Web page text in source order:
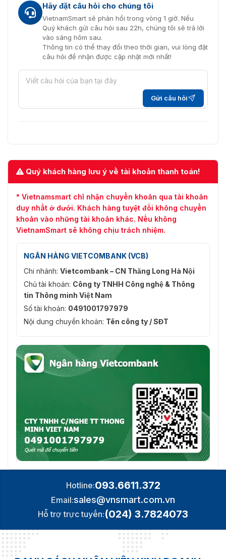
Hãy đặt câu hỏi cho chúng tôi
VietnamSmart sẽ phản hồi trong vòng 1 giờ. Nếu
Quý khách gửi câu hỏi sau 22h, chúng tôi sẽ trả lời
vào sáng hôm sau.
Thông tin có thể thay đổi theo thời gian, vui lòng đặt
câu hỏi để nhận được cập nhật mới nhất!
Gửi câu hỏi
Quý khách hàng lưu ý về tài khoản thanh toán!
* Vietnamsmart chỉ nhận chuyển khoản qua tài khoản
duy nhất ở dưới. Khách hàng tuyệt đối không chuyển
khoản vào những tài khoản khác. Nếu không
VietnamSmart sẽ không chịu trách nhiệm.
NGÂN HÀNG VIETCOMBANK (VCB)
Chi nhánh: Vietcombank – CN Thăng Long Hà Nội
Chủ tài khoản: Công ty TNHH Công nghệ & Thông
tin Thông minh Việt Nam
Số tài khoản: 0491001797979
Nội dung chuyển khoản: Tên công ty / SĐT
Hotline:093.6611.372
Email:sales@vnsmart.com.vn
Hỗ trợ trực tuyến:(024) 3.7824073